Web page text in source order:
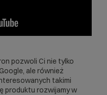
pozwoli Ci nie tylko
ale również
takimi
produktu rozwijamy w